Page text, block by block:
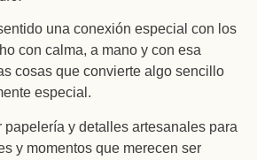
una conexión especial con los
con calma, a mano y con esa
cosas que convierte algo sencillo
especial.
papelería y detalles artesanales para
y momentos que merecen ser